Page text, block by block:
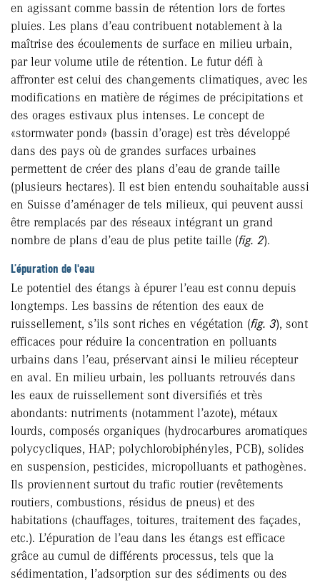
en agissant comme bassin de rétention lors de fortes
pluies. Les plans d’eau contribuent notablement à la
maîtrise des écoulements de surface en milieu urbain,
par leur volume utile de rétention. Le futur défi à
affronter est celui des changements climatiques, avec les
modifications en matière de régimes de précipitations et
des orages estivaux plus intenses. Le concept de
«stormwater pond» (bassin d’orage) est très développé
dans des pays où de grandes surfaces urbaines
permettent de créer des plans d’eau de grande taille
(plusieurs hectares). Il est bien entendu souhaitable aussi
en Suisse d’aménager de tels milieux, qui peuvent aussi
être remplacés par des réseaux intégrant un grand
nombre de plans d’eau de plus petite taille (fig. 2).
L’épuration de l'eau
Le potentiel des étangs à épurer l’eau est connu depuis
longtemps. Les bassins de rétention des eaux de
ruissellement, s’ils sont riches en végétation (fig. 3), sont
efficaces pour réduire la concentration en polluants
urbains dans l’eau, préservant ainsi le milieu récepteur
en aval. En milieu urbain, les polluants retrouvés dans
les eaux de ruissellement sont diversifiés et très
abondants: nutriments (notamment l’azote), métaux
lourds, composés organiques (hydrocarbures aromatiques
polycycliques, HAP; polychlorobiphényles, PCB), solides
en suspension, pesticides, micropolluants et pathogènes.
Ils proviennent surtout du trafic routier (revêtements
routiers, combustions, résidus de pneus) et des
habitations (chauffages, toitures, traitement des façades,
etc.). L’épuration de l’eau dans les étangs est efficace
grâce au cumul de différents processus, tels que la
sédimentation, l’adsorption sur des sédiments ou des